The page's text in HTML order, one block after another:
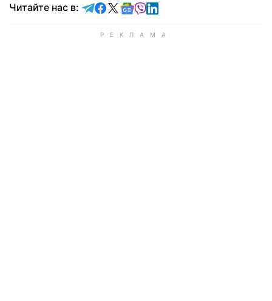
Читайте нас в: Читайте в Telegram
Читайте в Facebook
Читайте в X
Читайте в Google news
Читайте в Viber
Читайте в LinkedIn